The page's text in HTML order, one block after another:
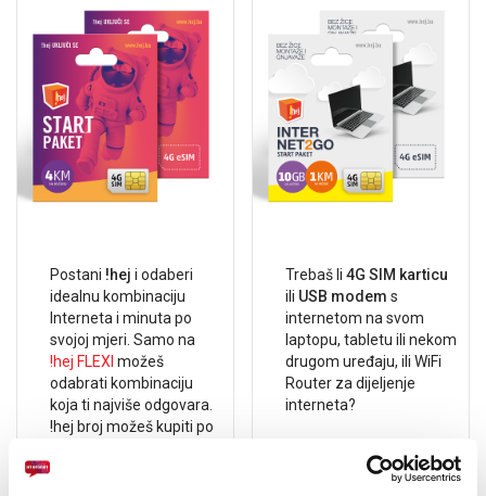
E-RAČUN
PODRŠKA
TELEFONSKI IMENIK
Postani !hej i odaberi
idealnu kombinaciju
Interneta i minuta po
svojoj mjeri. Samo na
!hej FLEXI možeš
odabrati kombinaciju
koja ti najviše odgovara.
!hej broj možeš kupiti po
Trebaš li4G SIM karticu
ili USB modem s
internetom na svom
laptopu, tabletu ili nekom
drugom uređaju, ili WiFi
Router za dijeljenje
interneta?
!hej Internet2GO